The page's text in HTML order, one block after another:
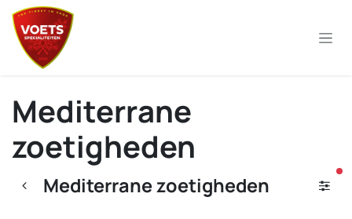
Overslaan naar inhoud
Mediterrane
zoetigheden
Mediterrane zoetigheden